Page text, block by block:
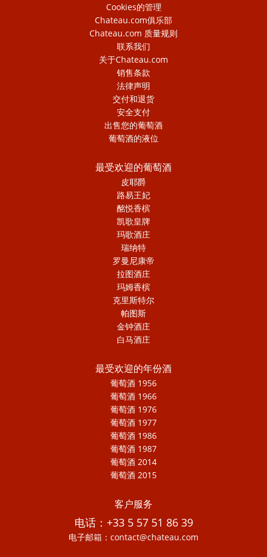
Cookies的管理
Chateau.com俱乐部
Chateau.com 质量规则
联系我们
关于Chateau.com
销售条款
法律声明
交付和退货
安全支付
出售您的葡萄酒
葡萄酒的液位
最受欢迎的葡萄酒
皮耶爵
路易王妃
酩悦香槟
凯歌皇牌
玛歌酒庄
瑞纳特
罗曼尼康帝
拉图酒庄
玛姆香槟
克里斯特尔
帕图斯
金钟酒庄
白马酒庄
最受欢迎的年份酒
葡萄酒 1956
葡萄酒 1966
葡萄酒 1976
葡萄酒 1977
葡萄酒 1986
葡萄酒 1987
葡萄酒 2014
葡萄酒 2015
客户服务
电话：+33 5 57 51 86 39
电子邮箱：contact@chateau.com